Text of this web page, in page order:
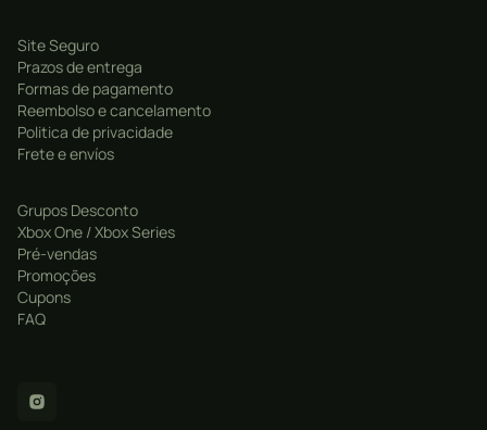
Site Seguro
Prazos de entrega
Formas de pagamento
Reembolso e cancelamento
Politica de privacidade
Frete e envíos
Grupos Desconto
Xbox One / Xbox Series
Pré-vendas
Promoções
Cupons
FAQ